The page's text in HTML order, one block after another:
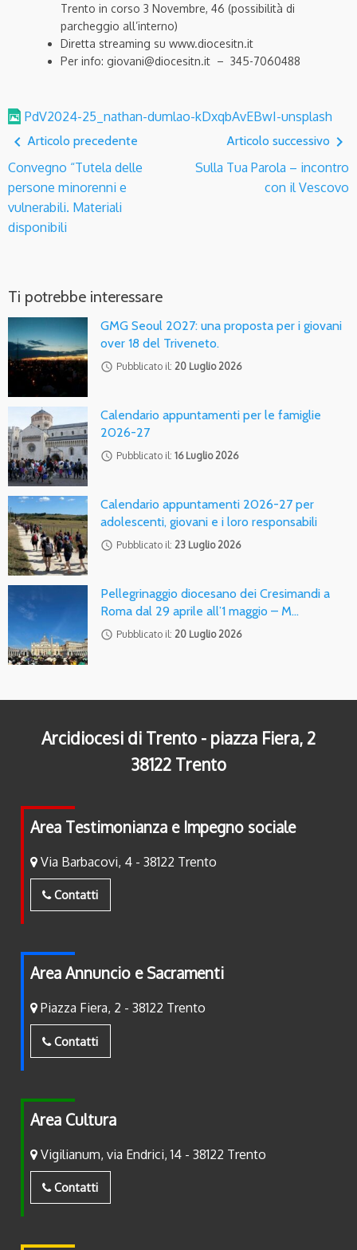
Trento in corso 3 Novembre, 46 (possibilità di
parcheggio all’interno)
Diretta streaming su www.diocesitn.it
Per info: giovani@diocesitn.it – 345-7060488
PdV2024-25_nathan-dumlao-kDxqbAvEBwI-unsplash
navigate_before Articolo precedente
Convegno “Tutela delle
persone minorenni e
vulnerabili. Materiali
disponibili
Articolo successivo navigate_next
Sulla Tua Parola – incontro
con il Vescovo
Ti potrebbe interessare
GMG Seoul 2027: una proposta per i giovani
over 18 del Triveneto.
access_time Pubblicato il: 20 Luglio 2026
Calendario appuntamenti per le famiglie
2026-27
access_time Pubblicato il: 16 Luglio 2026
Calendario appuntamenti 2026-27 per
adolescenti, giovani e i loro responsabili
access_time Pubblicato il: 23 Luglio 2026
Pellegrinaggio diocesano dei Cresimandi a
Roma dal 29 aprile all’1 maggio – M…
access_time Pubblicato il: 20 Luglio 2026
Arcidiocesi di Trento - piazza Fiera, 2
38122 Trento
Area Testimonianza e Impegno sociale
Via Barbacovi, 4 - 38122 Trento
Contatti
Area Annuncio e Sacramenti
Piazza Fiera, 2 - 38122 Trento
Contatti
Area Cultura
Vigilianum, via Endrici, 14 - 38122 Trento
Contatti